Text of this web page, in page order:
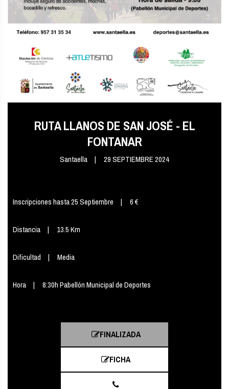
RUTA LLANOS DE SAN JOSÉ - EL
FONTANAR
Santaella 29 SEPTIEMBRE 2024
Inscripciones hasta 25 Septiembre 6 €
Distancia 13.5 Km
Dificultad Media
Hora 8:30h Pabellón Municipal de Deportes
FINALIZADA
FICHA